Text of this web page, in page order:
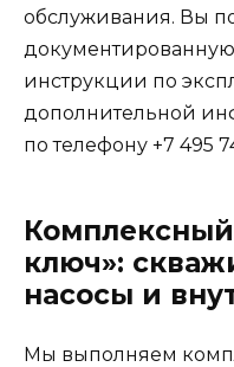
обслуживания. Вы
инструкции по
дополнительной
по телефону +7 495
ключ»:
насосы и
Мы выполняем